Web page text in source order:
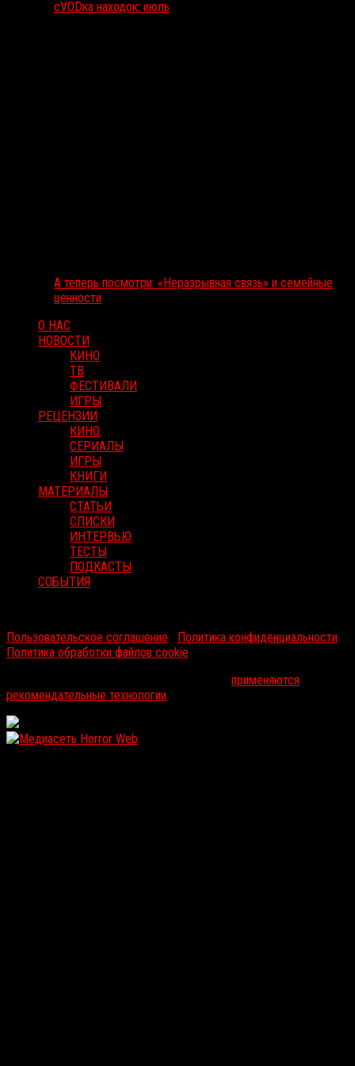
сVODка находок: июль
А теперь посмотри: «Неразрывная связь» и семейные
ценности
О НАС
НОВОСТИ
КИНО
ТВ
ФЕСТИВАЛИ
ИГРЫ
РЕЦЕНЗИИ
КИНО
СЕРИАЛЫ
ИГРЫ
КНИГИ
МАТЕРИАЛЫ
СТАТЬИ
СПИСКИ
ИНТЕРВЬЮ
ТЕСТЫ
ПОДКАСТЫ
СОБЫТИЯ
Пользовательское соглашение
Политика конфиденциальности
Политика обработки файлов cookie
применяются
рекомендательные технологии